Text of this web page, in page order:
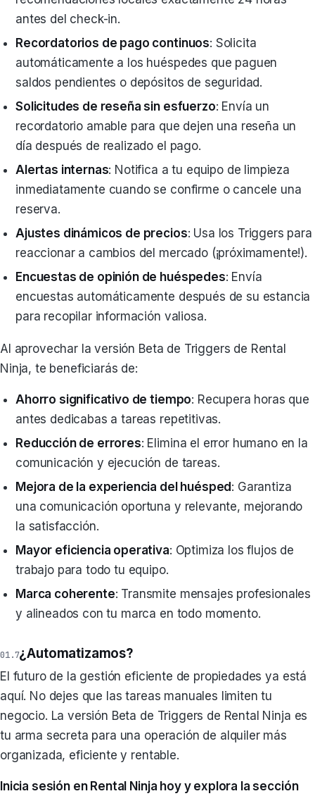
antes del check-in.
Recordatorios de pago continuos: Solicita
automáticamente a los huéspedes que paguen
saldos pendientes o depósitos de seguridad.
Solicitudes de reseña sin esfuerzo: Envía un
recordatorio amable para que dejen una reseña un
día después de realizado el pago.
Alertas internas: Notifica a tu equipo de limpieza
inmediatamente cuando se confirme o cancele una
reserva.
Ajustes dinámicos de precios: Usa los Triggers para
reaccionar a cambios del mercado (¡próximamente!).
Encuestas de opinión de huéspedes: Envía
encuestas automáticamente después de su estancia
para recopilar información valiosa.
Al aprovechar la versión Beta de Triggers de Rental
Ninja, te beneficiarás de:
Ahorro significativo de tiempo: Recupera horas que
antes dedicabas a tareas repetitivas.
Reducción de errores: Elimina el error humano en la
comunicación y ejecución de tareas.
Mejora de la experiencia del huésped : Garantiza
una comunicación oportuna y relevante, mejorando
la satisfacción.
Mayor eficiencia operativa: Optimiza los flujos de
trabajo para todo tu equipo.
Marca coherente: Transmite mensajes profesionales
y alineados con tu marca en todo momento.
¿Automatizamos?
El futuro de la gestión eficiente de propiedades ya está
aquí. No dejes que las tareas manuales limiten tu
negocio. La versión Beta de Triggers de Rental Ninja es
tu arma secreta para una operación de alquiler más
organizada, eficiente y rentable.
Inicia sesión en Rental Ninja hoy y explora la sección